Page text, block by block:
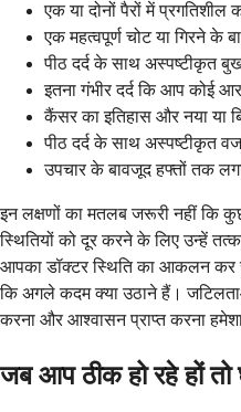
एक या दोनों पैरों में प्रगतिशील
एक महत्वपूर्ण चोट या गिरने के
पीठ दर्द के साथ अस्पष्टीकृत
इतना गंभीर दर्द कि आप कोई
कैंसर का इतिहास और नया या
पीठ दर्द के साथ अस्पष्टीकृत
उपचार के बावजूद हफ्तों तक
इन लक्षणों का मतलब जरूरी नहीं कि
स्थितियों को दूर करने के लिए उन्हें
आपका डॉक्टर स्थिति का आकलन कर
कि अगले कदम क्या उठाने हैं।
करना और आश्वासन प्राप्त करना
जब आप ठीक हो रहे हों